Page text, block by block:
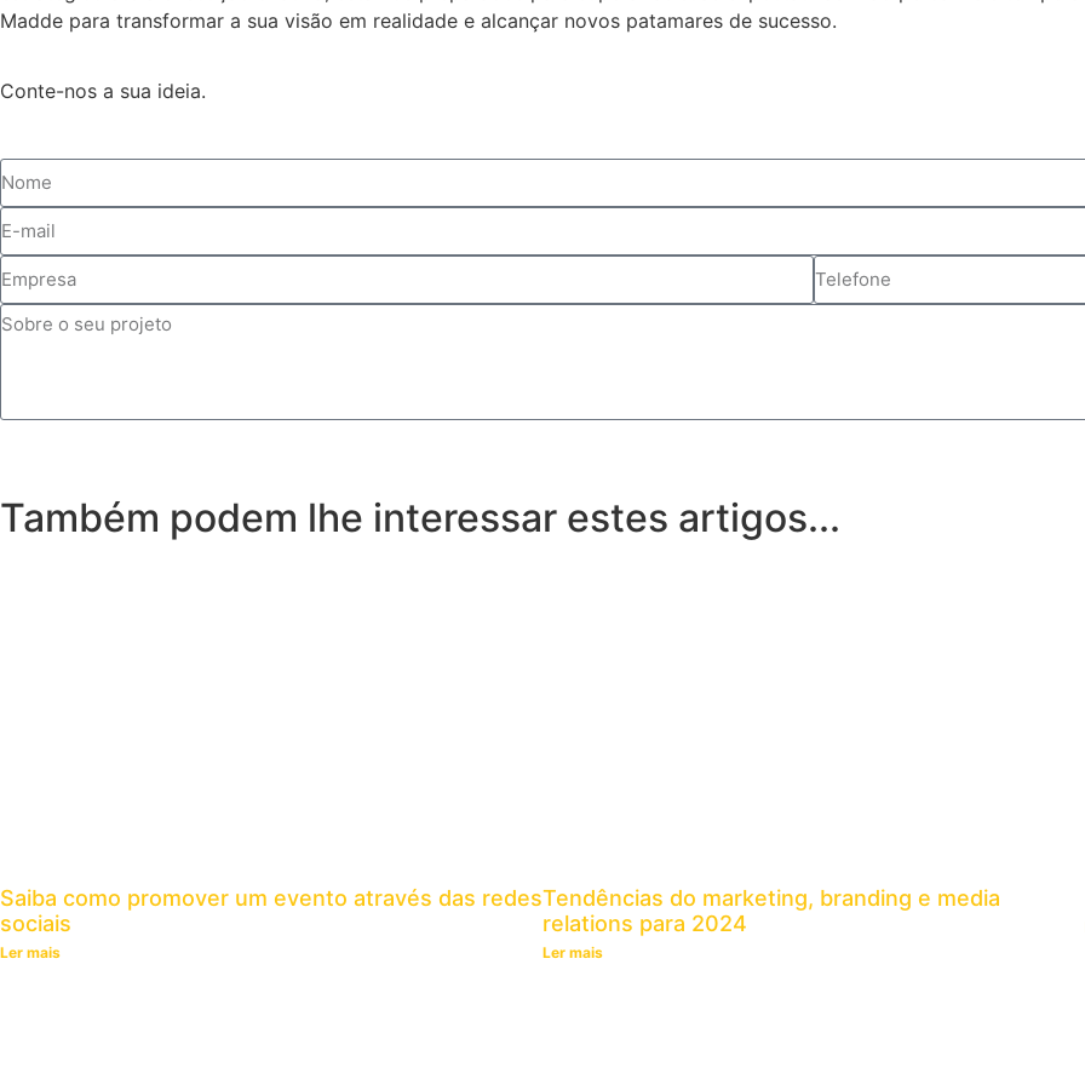
Madde para transformar a sua visão em realidade e alcançar novos patamares de sucesso.
Conte-nos a sua ideia.
Também podem lhe interessar estes artigos...
Saiba como promover um evento através das redes
sociais
Ler mais
Tendências do marketing, branding e media
relations para 2024
Ler mais